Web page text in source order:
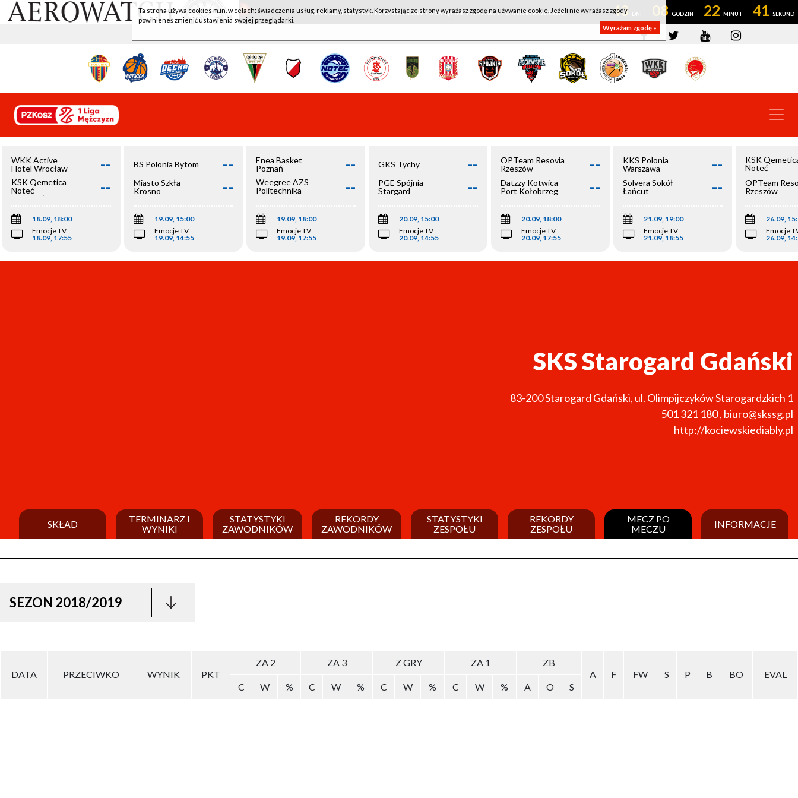
WKK ACTIVE HOTEL WROCŁAW - KSK QEMETICA NOTEĆ INOWROCŁAW 43 08 22 41
WKK Active
Hotel Wrocław
--
KSK Qemetica
Noteć
Inowrocław
--
18.09, 18:00
Emocje TV
18.09, 17:55
BS Polonia Bytom --
Miasto Szkła
Krosno
--
19.09, 15:00
Emocje TV
19.09, 14:55
Enea Basket
Poznań
--
Weegree AZS
Politechnika
--
19.09, 18:00
Emocje TV
19.09, 17:55
GKS Tychy --
PGE Spójnia
Stargard
--
20.09, 15:00
Emocje TV
20.09, 14:55
OPTeam Resovia
Rzeszów
--
Datzzy Kotwica
Port Kołobrzeg
--
20.09, 18:00
Emocje TV
20.09, 17:55
KKS Polonia
Warszawa
--
Solvera Sokół
Łańcut
--
21.09, 19:00
Emocje TV
21.09, 18:55
KSK
Noteć
Inowrocław
OPTeam
Rzeszów
26.09,
Emocje
26.09,
SKS Starogard Gdański
83-200Starogard Gdański, ul. Olimpijczyków Starogardzkich 1
501 321 180, biuro@skssg.pl
http://kociewskiediably.pl
SKŁAD
TERMINARZ I
WYNIKI
STATYSTYKI
ZAWODNIKÓW
REKORDY
ZAWODNIKÓW
STATYSTYKI
ZESPOŁU
REKORDY
ZESPOŁU
MECZ PO
MECZU
INFORMACJE
SEZON 2018/2019
DATA PRZECIWKO WYNIK PKT
ZA 2 ZA 3 Z GRY ZA 1
ZB
A
F FW S P B BO
EVAL
C
W % C W % C W % C W % A O S
Ta strona używa cookies m.in. w celach: świadczenia usług, reklamy, statystyk. Korzystając ze strony wyrażasz zgodę na używanie cookie. Jeżeli nie wyrażasz zgody
powinieneś zmienić ustawienia swojej przeglądarki.
Wyrażam zgodę »